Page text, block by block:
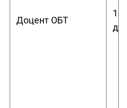
Доцент ОБТ
1.